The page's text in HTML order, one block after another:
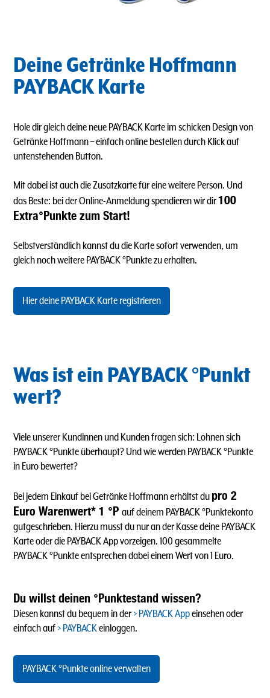
Deine Getränke Hoffmann
PAYBACK Karte
Hole dir gleich deine neue PAYBACK Karte im schicken Design von
Getränke Hoffmann – einfach online bestellen durch Klick auf
untenstehenden Button.
Mit dabei ist auch die Zusatzkarte für eine weitere Person. Und
das Beste: bei der Online-Anmeldung spendieren wir dir100
Extra°Punkte zum Start!
Selbstverständlich kannst du die Karte sofort verwenden, um
gleich noch weitere PAYBACK °Punkte zu erhalten.
Hier deine PAYBACK Karte registrieren
Was ist ein PAYBACK °Punkt
wert?
Viele unserer Kundinnen und Kunden fragen sich: Lohnen sich
PAYBACK °Punkte überhaupt? Und wie werden PAYBACK °Punkte
in Euro bewertet?
Bei jedem Einkauf bei Getränke Hoffmann erhältst du pro 2
Euro Warenwert* 1 °P auf deinem PAYBACK °Punktekonto
gutgeschrieben. Hierzu musst du nur an der Kasse deine PAYBACK
Karte oder die PAYBACK App vorzeigen. 100 gesammelte
PAYBACK °Punkte entsprechen dabei einem Wert von 1 Euro.
Du willst deinen °Punktestand wissen?
Diesen kannst du bequem in der PAYBACK Appeinsehen oder
einfach auf
PAYBACKeinloggen.
PAYBACK °Punkte online verwalten